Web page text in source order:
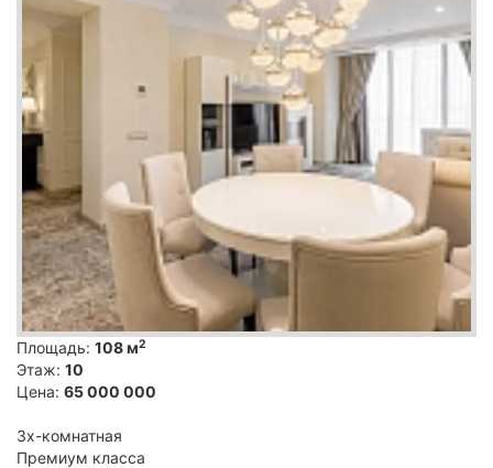
Площадь: 108 м2
Этаж: 10
Цена: 65 000 000
3х-комнатная
Премиум класса